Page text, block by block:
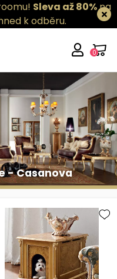
Sleva až 80%na
k odběru.
0
- Casanova